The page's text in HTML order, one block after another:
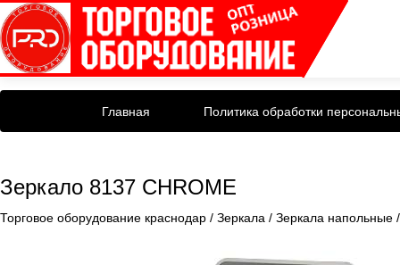
Главная Политика обработки
Зеркало 8137 CHROME
Торговое оборудование краснодар / Зеркала / Зеркала напольные